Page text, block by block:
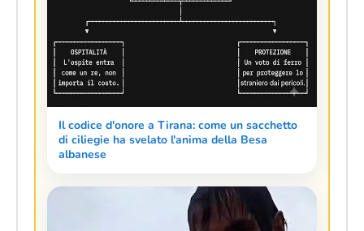
Il codice d'onore a Tirana: come un sacchetto
di ciliegie ha svelato l'anima della Besa
albanese